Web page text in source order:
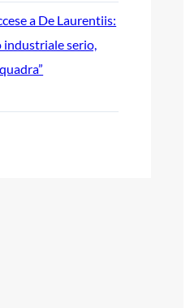
a De Laurentiis:
industriale serio,